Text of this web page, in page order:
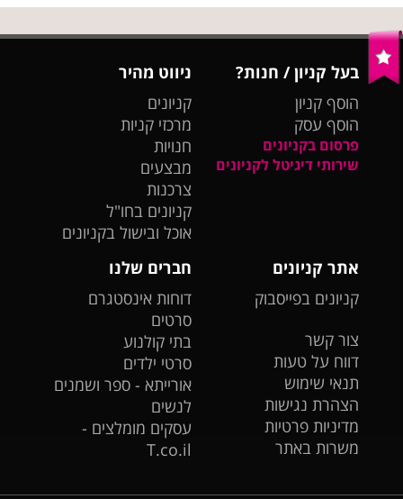
בעל קניון / חנות?
הוסף קניון
הוסף עסק
פרסום בקניונים
שירותי דיגיטל לקניונים
ניווט מהיר
קניונים
מרכזי קניות
חנויות
מבצעים
צרכנות
קניונים בחו"ל
אוכל ובישול בקניונים
אתר קניונים
קניונים בפייסבוק
צור קשר
דווח על טעות
תנאי שימוש
הצהרת נגישות
מדיניות פרטיות
משרות באתר
חברים שלנו
דוחות אינסטגרם
סרטים
בתי קולנוע
סרטי ילדים
אורייתא - ספר ושמנים
לנשים
עסקים מומלצים -
T.co.il